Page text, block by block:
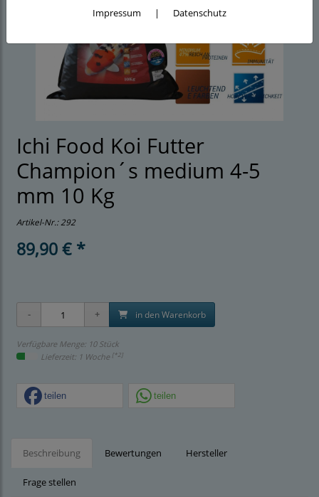
Ichi Food Koi Futter
Champion´s medium 4-5
mm 10 Kg
Artikel-Nr.:292
89,90 € *
in den Warenkorb
Verfügbare Menge: 10 Stück
Lieferzeit: 1 Woche [*2]
teilen teilen
Beschreibung Bewertungen Hersteller
Frage stellen
Impressum | Datenschutz